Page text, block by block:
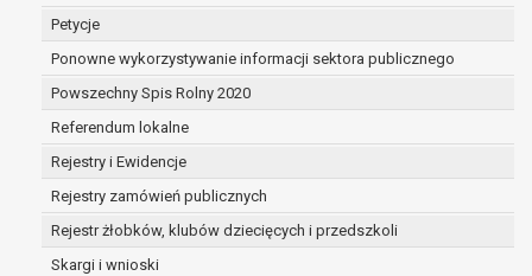
Petycje
Ponowne wykorzystywanie informacji sektora publicznego
Powszechny Spis Rolny 2020
Referendum lokalne
Rejestry i Ewidencje
Rejestry zamówień publicznych
Rejestr żłobków, klubów dziecięcych i przedszkoli
Skargi i wnioski
dane są nieprawidłowe lub
niekompletne;
prawo do żądania usunięcia danych
osobowych (tzw. prawo do bycia
zapomnianym) na podstawie art. 17 RODO,
w przypadku gdy:
dane nie są już niezbędne do celów,
dla których były zebrane lub w inny
sposób przetwarzane,
osoba, której dane dotyczą, wniosła